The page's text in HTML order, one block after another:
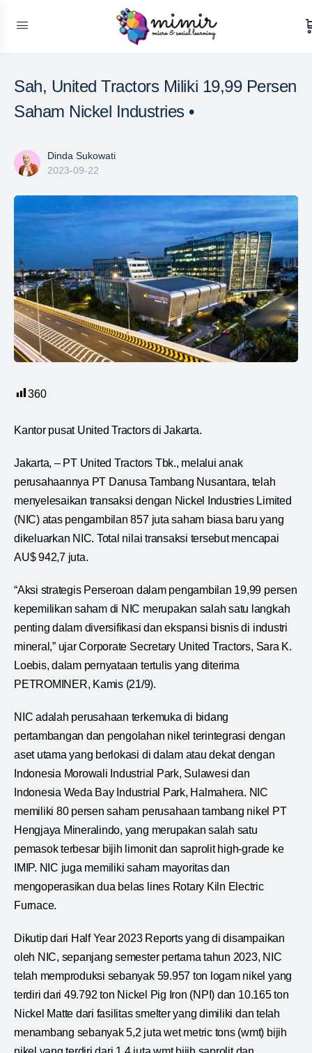
Sah, United Tractors Miliki 19,99 Persen
Saham Nickel Industries •
Dinda Sukowati
2023-09-22
360
Kantor pusat United Tractors di Jakarta.
Jakarta, – PT United Tractors Tbk., melalui anak
perusahaannya PT Danusa Tambang Nusantara, telah
menyelesaikan transaksi dengan Nickel Industries Limited
(NIC) atas pengambilan 857 juta saham biasa baru yang
dikeluarkan NIC. Total nilai transaksi tersebut mencapai
AU$ 942,7 juta.
“Aksi strategis Perseroan dalam pengambilan 19,99 persen
kepemilikan saham di NIC merupakan salah satu langkah
penting dalam diversifikasi dan ekspansi bisnis di industri
mineral,” ujar Corporate Secretary United Tractors, Sara K.
Loebis, dalam pernyataan tertulis yang diterima
PETROMINER, Kamis (21/9).
NIC adalah perusahaan terkemuka di bidang
pertambangan dan pengolahan nikel terintegrasi dengan
aset utama yang berlokasi di dalam atau dekat dengan
Indonesia Morowali Industrial Park, Sulawesi dan
Indonesia Weda Bay Industrial Park, Halmahera. NIC
memiliki 80 persen saham perusahaan tambang nikel PT
Hengjaya Mineralindo, yang merupakan salah satu
pemasok terbesar bijih limonit dan saprolit high-grade ke
IMIP. NIC juga memiliki saham mayoritas dan
mengoperasikan dua belas lines Rotary Kiln Electric
Furnace.
Dikutip dari Half Year 2023 Reports yang di disampaikan
oleh NIC, sepanjang semester pertama tahun 2023, NIC
telah memproduksi sebanyak 59.957 ton logam nikel yang
terdiri dari 49.792 ton Nickel Pig Iron (NPI) dan 10.165 ton
Nickel Matte dari fasilitas smelter yang dimiliki dan telah
menambang sebanyak 5,2 juta wet metric tons (wmt) bijih